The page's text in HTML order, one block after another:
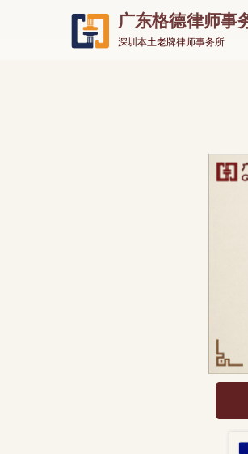
广东格德律师事
深圳本土老牌律师事务所